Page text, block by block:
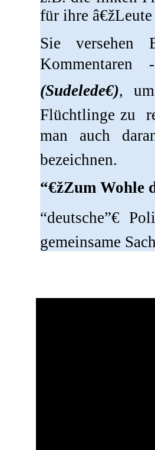
für ihre
Sie versehen
(Sudelede€),
Flüchtlinge zu
man auch
bezeichnen.
“€žZum Wohle
“deutsche”€
gemeinsame